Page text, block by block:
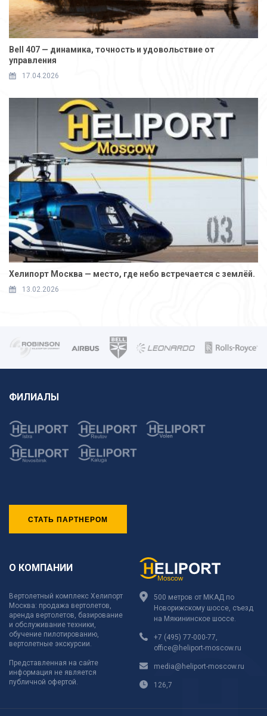
Bell 407 — динамика, точность и удовольствие от
управления
17.04.2026
Хелипорт Москва — место, где небо встречается с землёй.
13.02.2026
ФИЛИАЛЫ
СТАТЬ ПАРТНЕРОМ
О КОМПАНИИ
Вертолетный комплекс Хелипорт
Москва: продажа вертолетов,
аренда вертолетов, базирование
и обслуживание техники,
обучение пилотированию,
вертолетные экскурсии.
Представленная на сайте
информация не является
публичной офертой.
500 метров от МКАД по
Новорижскому шоссе, съезд
на Мякининское шоссе.
+7 (495) 77-000-77
office@heliport-moscow.ru
media@heliport-moscow.ru
126,7